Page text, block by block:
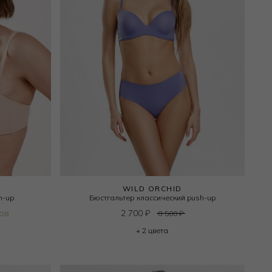
up
WILD ORCHID
Бюстгальтер классический push-up
2 700₽ 8 500₽
+ 2 цвета